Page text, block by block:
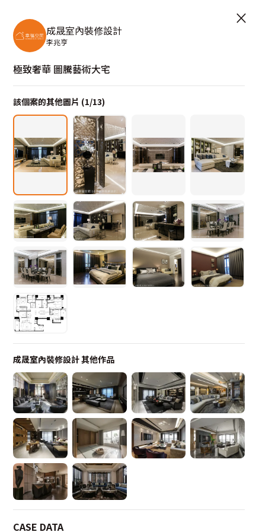
×
成晟室內裝修設計
李兆亨
極致奢華 圖騰藝術大宅
該個案的其他圖片 (1/13)
成晟室內裝修設計其他作品
CASE DATA